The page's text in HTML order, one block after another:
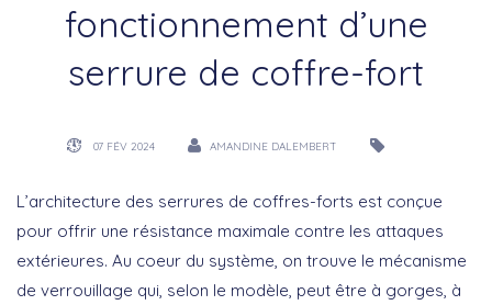
fonctionnement d’une
serrure de coffre-fort
07 FÉV 2024 AMANDINE DALEMBERT
L’architecture des serrures de coffres-forts est conçue
pour offrir une résistance maximale contre les attaques
extérieures. Au coeur du système, on trouve le mécanisme
de verrouillage qui, selon le modèle, peut être à gorges, à